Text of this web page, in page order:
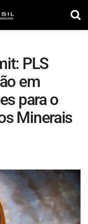
PLS
em
para o
Minerais